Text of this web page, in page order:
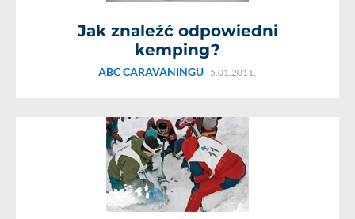
Jak znaleźć odpowiedni
kemping?
ABC CARAVANINGU 5.01.2011,